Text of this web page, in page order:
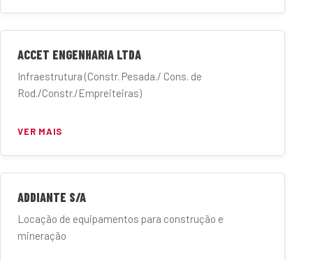
ACCET ENGENHARIA LTDA
Infraestrutura (Constr. Pesada./ Cons. de
Rod./Constr./Empreiteiras)
VER MAIS
ADDIANTE S/A
Locação de equipamentos para construção e
mineração